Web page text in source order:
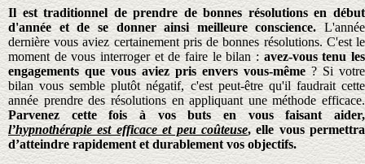
Il est traditionnel de prendre de bonnes résolutions en début
d'année et de se donner ainsi meilleure conscience.L'année
dernière vous aviez certainement pris de bonnes résolutions. C'est le
moment de vous interroger et de faire le bilan : avez-vous tenu les
engagements que vous aviez pris envers vous-même? Si votre
bilan vous semble plutôt négatif, c'est peut-être qu'il faudrait cette
année prendre des résolutions en appliquant une méthode efficace.
Parvenez cette fois à vos buts en vous faisant aider,
l’hypnothérapie est efficace et peu coûteuse, elle vous permettra
d’atteindre rapidement et durablement vos objectifs.